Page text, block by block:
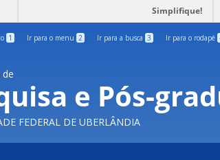
Simplifique!
1 Ir para o menu 2 Ir para a busca 3 Ir para o rodapé
e Pós-
FEDERAL DE UBERLÂNDIA